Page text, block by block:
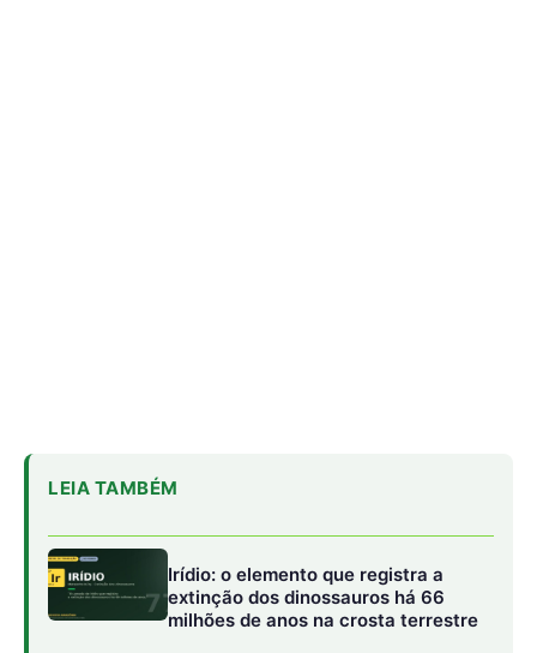
gramas
É raro porque não tem minério próprio significativo.
Aparece em traços em depósitos de molibdenita (minério
de molibdênio) e em alguns sulfetos de cobre. Estima-se